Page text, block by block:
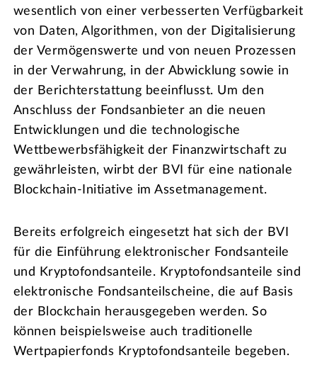
wesentlich von einer verbesserten Verfügbarkeit
von Daten, Algorithmen, von der Digitalisierung
der Vermögenswerte und von neuen Prozessen
in der Verwahrung, in der Abwicklung sowie in
der Berichterstattung beeinflusst. Um den
Anschluss der Fondsanbieter an die neuen
Entwicklungen und die technologische
Wettbewerbsfähigkeit der Finanzwirtschaft zu
gewährleisten, wirbt der BVI für eine nationale
Blockchain-Initiative im Assetmanagement.
Bereits erfolgreich eingesetzt hat sich der BVI
für die Einführung elektronischer Fondsanteile
und Kryptofondsanteile. Kryptofondsanteile sind
elektronische Fondsanteilscheine, die auf Basis
der Blockchain herausgegeben werden. So
können beispielsweise auch traditionelle
Wertpapierfonds Kryptofondsanteile begeben.